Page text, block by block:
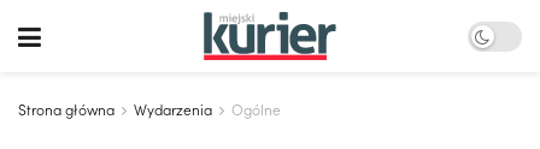
Strona główna Wydarzenia Ogólne